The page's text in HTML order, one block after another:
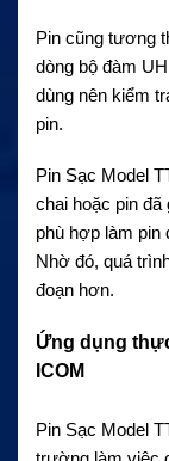
Pin cũng tương
dòng bộ đàm
dùng nên kiểm
pin.
Pin Sạc Model
chai hoặc pin
phù hợp làm pin
Nhờ đó, quá
đoạn hơn.
Ứng dụng
ICOM
Pin Sạc Model